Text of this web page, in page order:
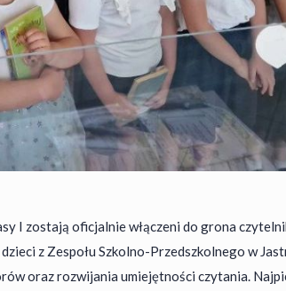
I zostają oficjalnie włączeni do grona
z Zespołu Szkolno-Przedszkolnego w
oraz rozwijania umiejętności czytania.